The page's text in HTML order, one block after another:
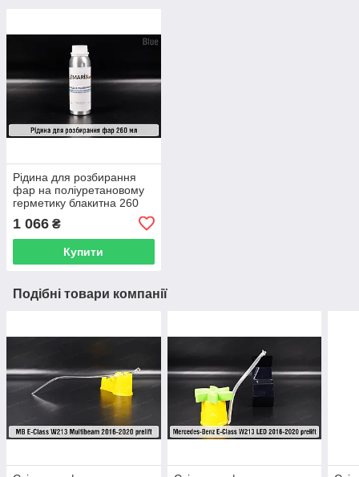
Рідина для розбирання
фар на поліуретановому
герметику блакитна 260
1 066 ₴
Купити
Подібні товари компанії